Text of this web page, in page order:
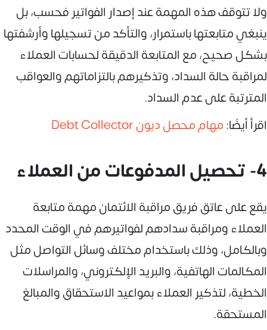
ولا تتوقف هذه المهمة عند إصدار الفواتير فحسب، بل
ينبغي متابعتها باستمرار، والتأكد من تسجيلها وأرشفتها
بشكل صحيح، مع المتابعة الدقيقة لحسابات العملاء
لمراقبة حالة السداد، وتذكيرهم بالتزاماتهم والعواقب
المترتبة على عدم السداد.
اقرأ أيضًا:مهام محصل ديون Debt Collector
4- تحصيل المدفوعات من العملاء
يقع على عاتق فريق مراقبة الائتمان مهمة متابعة
العملاء ومراقبة سدادهم لفواتيرهم في الوقت المحدد
وبالكامل، وذلك باستخدام مختلف وسائل التواصل مثل
المكالمات الهاتفية، والبريد الإلكتروني، والمراسلات
الخطية، لتذكير العملاء بمواعيد الاستحقاق والمبالغ
المستحقة.